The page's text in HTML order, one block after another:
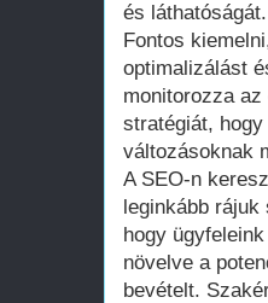
és láthatóságát.
Fontos
optimalizálást
monitorozza
stratégiát,
változásoknak
A SEO-n
leginkább rájuk
hogy
növelve a
bevételt.